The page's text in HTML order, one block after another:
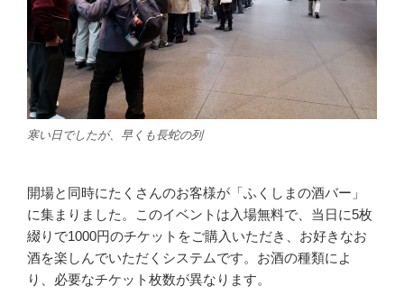
寒い日でしたが、早くも長蛇の列
開場と同時にたくさんのお客様が「ふくしまの酒バー」
に集まりました。このイベントは入場無料で、当日に5枚
綴りで1000円のチケットをご購入いただき、お好きなお
酒を楽しんでいただくシステムです。お酒の種類によ
り、必要なチケット枚数が異なります。